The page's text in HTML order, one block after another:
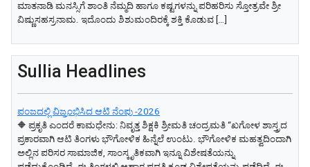
ಮಾತನಾಡಿ ಮನಸ್ಸಿಗೆ ಶಾಂತಿ ನೆಮ್ಮದಿ ಹಾಗೂ ಕಷ್ಟಗಳನ್ನು ಪರಿಹರಿಸು ಸ್ತೋತ್ರವೇ ಶ್ರೀ
ವಿಷ್ಣುಸಹಸ್ರನಾಮ. ಇದೊಂದು ಶಿಶುಮಂದಿರಕ್ಕೆ ಶಕ್ತಿ ಕೊಡುವ […]
Sullia Headlines
ಪಂಜದಲ್ಲಿ ವಿಜ್ರಂಭಿಸಿದ ಆಟಿ ನೆಂಪು -2026
🔶 ಪ್ರಕೃತಿ ಎಂದರೆ ಕಾಮಧೇನು: ನಿವೃತ್ತ ಶಿಕ್ಷಕಿ ಶ್ರೀಮತಿ ಚಂದ್ರಮತಿ “ಖಗೋಳ ಶಾಸ್ತ್ರದ
ಪ್ರಕಾರವಾಗಿ ಆಟಿ ತಿಂಗಳು ಭೌಗೋಳಿಕ ಹಿನ್ನೆಲೆ ಉಂಟು. ಭೌಗೋಳಿಕ ಮಹತ್ವದಿಂದಾಗಿ
ಅಲ್ಲಿನ ಪರಿಸರ ಸಾಮಾಜಿಕ, ಸಾಂಸ್ಕೃತಿಕವಾಗಿ ಇನ್ನೂ ವಿಶೇಷತೆಯನ್ನು